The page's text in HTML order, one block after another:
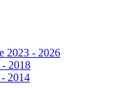
2023 - 2026
2018
2014